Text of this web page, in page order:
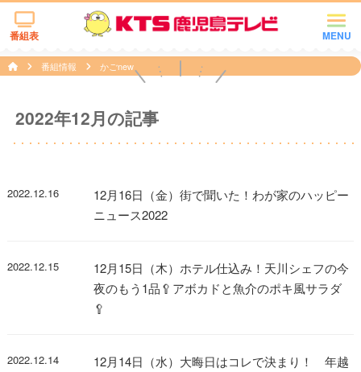
MENU
番組表
番組情報 かごnew
2022年12月の記事
2022.12.16
12月16日（金）街で聞いた！わが家のハッピー
ニュース2022
2022.12.15
12月15日（木）ホテル仕込み！天川シェフの今
夜のもう1品🥄アボカドと魚介のポキ風サラダ
🥄
2022.12.14
12月14日（水）大晦日はコレで決まり！ 年越